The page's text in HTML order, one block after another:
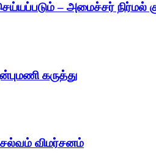
– அமைச்சர் நிர்மல்
கருத்து
விமர்சனம்